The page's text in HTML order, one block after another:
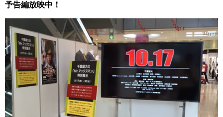
予告編放映中！